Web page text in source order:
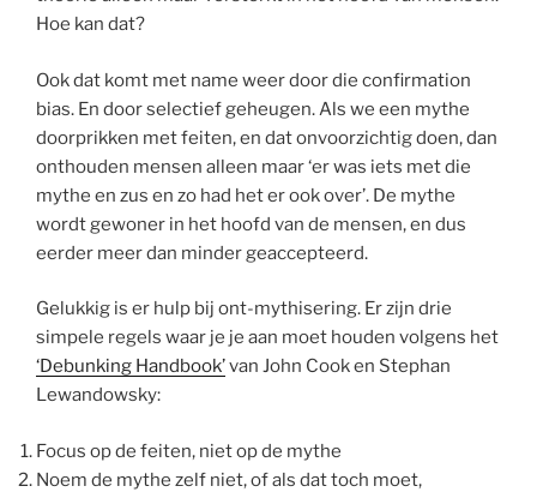
Hoe kan dat?
Ook dat komt met name weer door die confirmation
bias. En door selectief geheugen. Als we een mythe
doorprikken met feiten, en dat onvoorzichtig doen, dan
onthouden mensen alleen maar ‘er was iets met die
mythe en zus en zo had het er ook over’. De mythe
wordt gewoner in het hoofd van de mensen, en dus
eerder meer dan minder geaccepteerd.
Gelukkig is er hulp bij ont-mythisering. Er zijn drie
simpele regels waar je je aan moet houden volgens het
‘Debunking Handbook’van John Cook en Stephan
Lewandowsky:
Focus op de feiten, niet op de mythe
Noem de mythe zelf niet, of als dat toch moet,